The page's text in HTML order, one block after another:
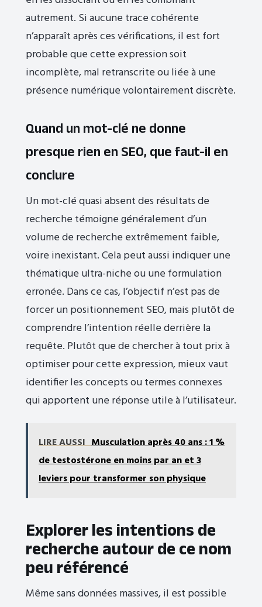
autrement. Si aucune trace cohérente
n’apparaît après ces vérifications, il est fort
probable que cette expression soit
incomplète, mal retranscrite ou liée à une
présence numérique volontairement discrète.
Quand un mot-clé ne donne
presque rien en SEO, que faut-il en
conclure
Un mot-clé quasi absent des résultats de
recherche témoigne généralement d’un
volume de recherche extrêmement faible,
voire inexistant. Cela peut aussi indiquer une
thématique ultra-niche ou une formulation
erronée. Dans ce cas, l’objectif n’est pas de
forcer un positionnement SEO, mais plutôt de
comprendre l’intention réelle derrière la
requête. Plutôt que de chercher à tout prix à
optimiser pour cette expression, mieux vaut
identifier les concepts ou termes connexes
qui apportent une réponse utile à l’utilisateur.
LIRE AUSSI Musculation après 40 ans : 1 %
de testostérone en moins par an et 3
leviers pour transformer son physique
Explorer les intentions de
recherche autour de ce nom
peu référencé
Même sans données massives, il est possible